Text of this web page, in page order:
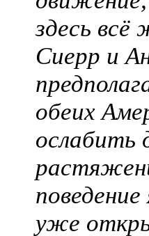
здесь всё
Сиерр и
обеих
ослабить
уже